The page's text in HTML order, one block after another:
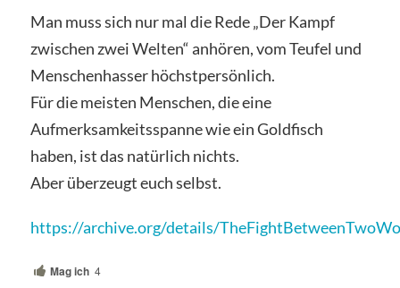
Man muss sich nur mal die Rede „Der Kampf
zwischen zwei Welten“ anhören, vom Teufel und
Menschenhasser höchstpersönlich.
Für die meisten Menschen, die eine
Aufmerksamkeitsspanne wie ein Goldfisch
haben, ist das natürlich nichts.
Aber überzeugt euch selbst.
https://archive.org/details/
Mag ich 4